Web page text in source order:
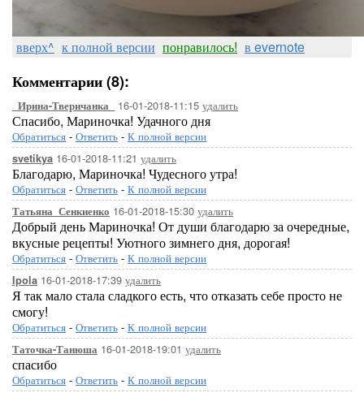
вверх^ к полной версии понравилось! в evernote
Комментарии (8):
_Ирина-Тверичанка_ 16-01-2018-11:15 удалить
Спасибо, Мариночка! Удачного дня
Обратиться - Ответить - К полной версии
svetikya 16-01-2018-11:21 удалить
Благодарю, Мариночка! Чудесного утра!
Обратиться - Ответить - К полной версии
Татьяна_Сенкиенко 16-01-2018-15:30 удалить
Добрый день Мариночка! От души благодарю за очередные,
вкусные рецепты! Уютного зимнего дня, дорогая!
Обратиться - Ответить - К полной версии
Ipola 16-01-2018-17:39 удалить
Я так мало стала сладкого есть, что отказать себе просто не
смогу!
Обратиться - Ответить - К полной версии
Таточка-Танюша 16-01-2018-19:01 удалить
спасибо
Обратиться - Ответить - К полной версии